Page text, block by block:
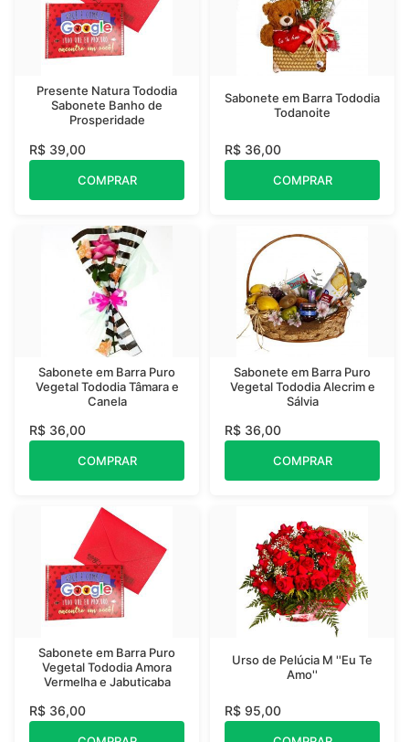
Presente Natura Tododia
Sabonete Banho de
Prosperidade
R$ 39,00
COMPRAR
Sabonete em Barra Tododia
Todanoite
R$ 36,00
COMPRAR
Sabonete em Barra Puro
Vegetal Tododia Tâmara e
Canela
R$ 36,00
COMPRAR
Sabonete em Barra Puro
Vegetal Tododia Alecrim e
Sálvia
R$ 36,00
COMPRAR
Sabonete em Barra Puro
Vegetal Tododia Amora
Vermelha e Jabuticaba
R$ 36,00
Urso de Pelúcia M ''Eu Te
Amo''
R$ 95,00